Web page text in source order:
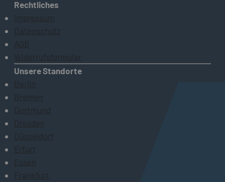
Rechtliches
Impressum
Datenschutz
AGB
Widerrufsformular
Unsere Standorte
Berlin
Bremen
Dortmund
Dresden
Düsseldorf
Erfurt
Essen
Frankfurt